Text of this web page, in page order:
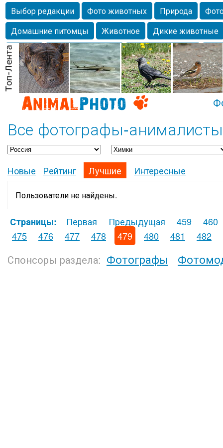
Выбор редакции Фото животных Природа
Домашние питомцы
Животное
Дикие животные
Собаки
Alexanderandronik Млекопитающие
Морда
Собачка Осень Портрет
Домашние
Насекомое
Коты Lebert Дикие птицы Утка
Все фотографы-
Новые Рейтинг Лучшие Интересные
Пользователи не найдены.
Страницы: Первая Предыдущая 459
460
475
476 477 478 479 480 481 482
Спонсоры раздела: Фотографы